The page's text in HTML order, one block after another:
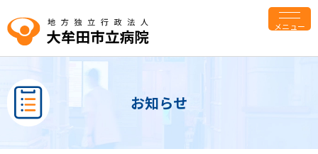
メニュー
お知らせ